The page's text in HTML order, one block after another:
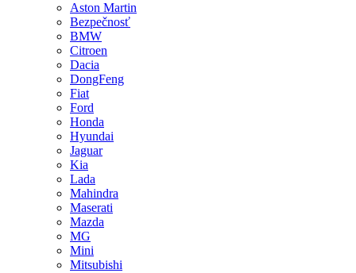
Aston Martin
Bezpečnosť
BMW
Citroen
Dacia
DongFeng
Fiat
Ford
Honda
Hyundai
Jaguar
Kia
Lada
Mahindra
Maserati
Mazda
MG
Mini
Mitsubishi